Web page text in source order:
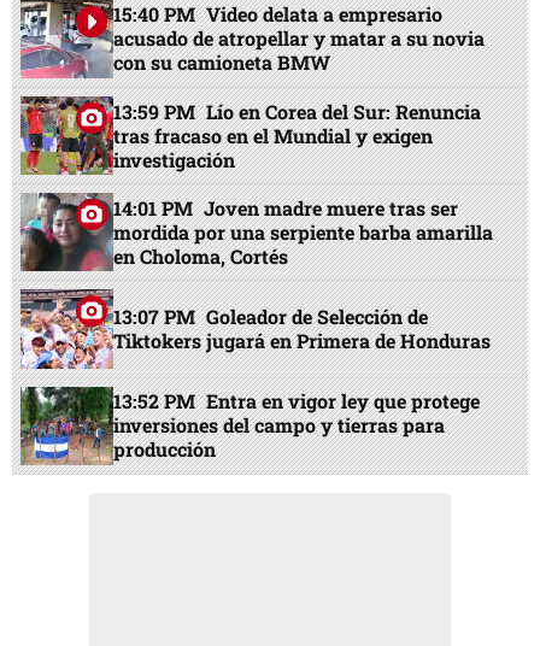
15:40 PM Video delata a empresario
acusado de atropellar y matar a su novia
con su camioneta BMW
13:59 PM Lío en Corea del Sur: Renuncia
tras fracaso en el Mundial y exigen
investigación
14:01 PM Joven madre muere tras ser
mordida por una serpiente barba amarilla
en Choloma, Cortés
13:07 PM Goleador de Selección de
Tiktokers jugará en Primera de Honduras
13:52 PM Entra en vigor ley que protege
inversiones del campo y tierras para
producción